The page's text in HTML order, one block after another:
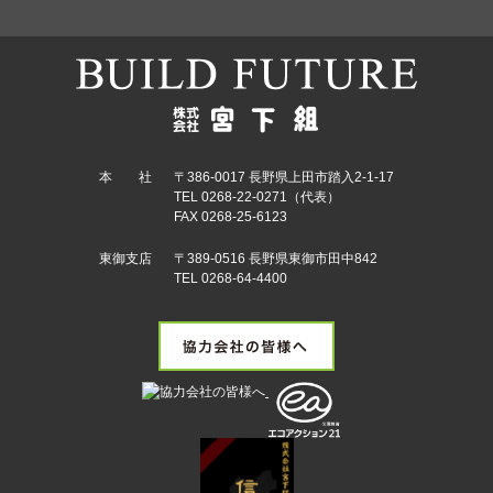
本 社
〒386-0017 長野県上田市踏入2-1-17
TEL 0268-22-0271（代表）
FAX 0268-25-6123
東御支店
〒389-0516 長野県東御市田中842
TEL 0268-64-4400